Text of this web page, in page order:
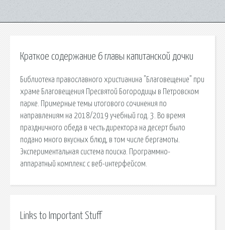
Краткое содержание 6 главы капитанской дочки
Библиотека православного христианина "Благовещение" при
храме Благовещения Пресвятой Богородицы в Петровском
парке. Примерные темы итогового сочинения по
направлениям на 2018/2019 учебный год. 3. Во время
праздничного обеда в честь директора на десерт было
подано много вкусных блюд, в том числе бергамоты.
Экспериментальная система поиска. Программно-
аппаратный комплекс с веб-интерфейсом.
Links to Important Stuff